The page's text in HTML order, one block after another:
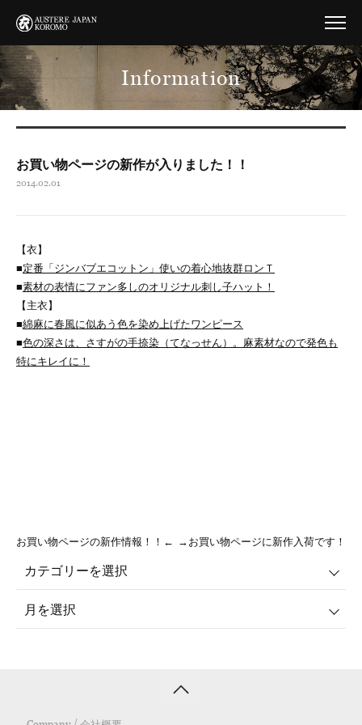
Information
お買い物ページの新作が入りました！！
2014.02.01
【衣】
■定番「ジンバブエコットン」使いの着心地抜群ロンＴ
■素材の表情にファン多しのオリジナル刺し子ハット！
【主衣】
■綿麻に春風に似あう色を染め上げたワンピース
■色の深さは、さすがの手捺染（てなっせん）。麻素材なので発色も
特にキレイに！
お買い物ページの新作情報！！← →お買い物ページに新作入荷です！